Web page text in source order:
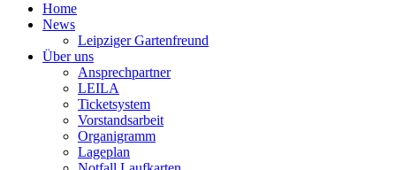
Home
News
Leipziger Gartenfreund
Über uns
Ansprechpartner
LEILA
Ticketsystem
Vorstandsarbeit
Organigramm
Lageplan